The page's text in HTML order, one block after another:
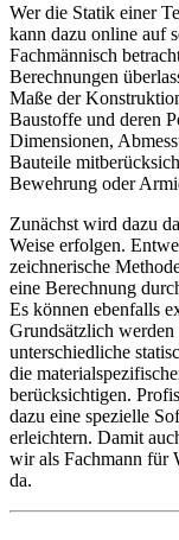
Wer die Statik einer
kann dazu online auf
Fachmännisch
Berechnungen
Maße der
Baustoffe und deren
Dimensionen,
Bauteile
Bewehrung oder
Zunächst wird dazu
Weise erfolgen.
zeichnerische
eine Berechnung
Es können ebenfalls
Grundsätzlich
unterschiedliche
die
berücksichtigen.
dazu eine spezielle
erleichtern. Damit
wir als Fachmann für
da.